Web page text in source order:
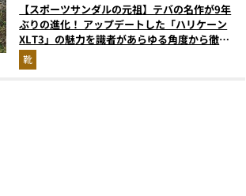
【スポーツサンダルの元祖】テバの名作が9年
ぶりの進化！ アップデートした「ハリケーン
XLT3」の魅力を識者があらゆる角度から徹底
解説！
靴